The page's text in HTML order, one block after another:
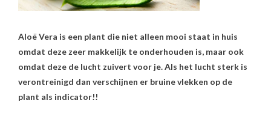
Aloë Vera is een plant die niet alleen mooi staat in huis
omdat deze zeer makkelijk te onderhouden is, maar ook
omdat deze de lucht zuivert voor je. Als het lucht sterk is
verontreinigd dan verschijnen er bruine vlekken op de
plant als indicator!!